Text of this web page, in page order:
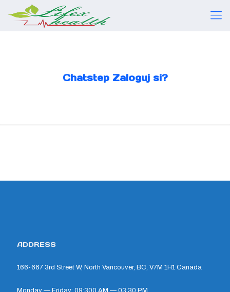
Chatstep Zaloguj si?
ADDRESS
166-667 3rd Street W, North Vancouver, BC, V7M 1H1 Canada
Monday — Friday: 09:300 AM — 03:30 PM